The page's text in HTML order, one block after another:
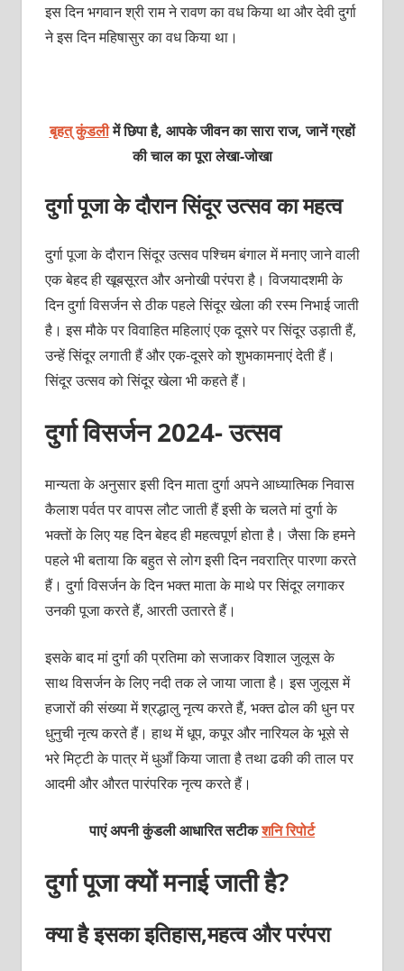
इस दिन भगवान श्री राम ने रावण का वध किया था और देवी दुर्गा
ने इस दिन महिषासुर का वध किया था।
बृहत् कुंडलीमें छिपा है, आपके जीवन का सारा राज, जानें ग्रहों
की चाल का पूरा लेखा-जोखा
दुर्गा पूजा के दौरान सिंदूर उत्सव का महत्व
दुर्गा पूजा के दौरान सिंदूर उत्सव पश्चिम बंगाल में मनाए जाने वाली
एक बेहद ही खूबसूरत और अनोखी परंपरा है। विजयादशमी के
दिन दुर्गा विसर्जन से ठीक पहले सिंदूर खेला की रस्म निभाई जाती
है। इस मौके पर विवाहित महिलाएं एक दूसरे पर सिंदूर उड़ाती हैं,
उन्हें सिंदूर लगाती हैं और एक-दूसरे को शुभकामनाएं देती हैं।
सिंदूर उत्सव को सिंदूर खेला भी कहते हैं।
दुर्गा विसर्जन 2024- उत्सव
मान्यता के अनुसार इसी दिन माता दुर्गा अपने आध्यात्मिक निवास
कैलाश पर्वत पर वापस लौट जाती हैं इसी के चलते मां दुर्गा के
भक्तों के लिए यह दिन बेहद ही महत्वपूर्ण होता है। जैसा कि हमने
पहले भी बताया कि बहुत से लोग इसी दिन नवरात्रि पारणा करते
हैं। दुर्गा विसर्जन के दिन भक्त माता के माथे पर सिंदूर लगाकर
उनकी पूजा करते हैं, आरती उतारते हैं।
इसके बाद मां दुर्गा की प्रतिमा को सजाकर विशाल जुलूस के
साथ विसर्जन के लिए नदी तक ले जाया जाता है। इस जुलूस में
हजारों की संख्या में श्रद्धालु नृत्य करते हैं, भक्त ढोल की धुन पर
धुनुची नृत्य करते हैं। हाथ में धूप, कपूर और नारियल के भूसे से
भरे मिट्टी के पात्र में धुआँ किया जाता है तथा ढकी की ताल पर
आदमी और औरत पारंपरिक नृत्य करते हैं।
पाएं अपनी कुंडली आधारित सटीकशनि रिपोर्ट
दुर्गा पूजा क्यों मनाई जाती है?
क्या है इसका इतिहास,महत्व और परंपरा